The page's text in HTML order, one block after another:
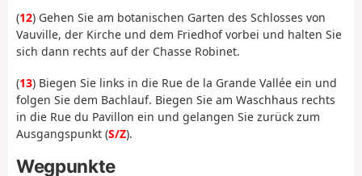
(12) Gehen Sie am botanischen Garten des Schlosses von
Vauville, der Kirche und dem Friedhof vorbei und halten Sie
sich dann rechts auf der Chasse Robinet.
(13) Biegen Sie links in die Rue de la Grande Vallée ein und
folgen Sie dem Bachlauf. Biegen Sie am Waschhaus rechts
in die Rue du Pavillon ein und gelangen Sie zurück zum
Ausgangspunkt (S/Z).
Wegpunkte